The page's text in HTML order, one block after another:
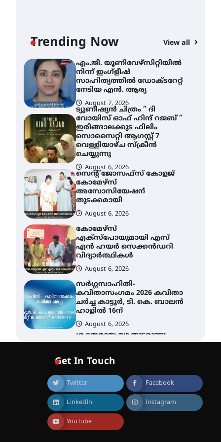
Trending Now View all
ശനിയാഴ്ച അവധി
എം.ജി. യൂണിവേഴ്‌സിറ്റിയിൽ
നിന്ന് ഇംഗ്ളീഷ്
സാഹിത്യത്തിൽ ഡോക്ടറേറ്റ്
നേടിയ എൻ. ആര്യ
August 7, 2026
ട്യുണീഷ്യൻ ചിത്രം ” ദി
വോയിസ് ഓഫ് ഹിന്ദ് റജബ് ”
ഇരിങ്ങാലക്കുട ഫിലിം
സൊസൈറ്റി ആഗസ്റ്റ് 7
വെള്ളിയാഴ്ച സ്‌ക്രീൻ
ചെയ്യുന്നു
August 6, 2026
സെന്റ് ജോസഫ്സ് കോളജ്
കോമേഴ്‌സ്
അസോസിയേഷന്
തുടക്കമായി
August 6, 2026
കോമേഴ്സ്
എക്സ്പോയുമായി എസ്
എൻ ഹയർ സെക്കൻഡറി
വിദ്യാർത്ഥികൾ
August 6, 2026
സർഗ്ഗസാഹിതി-
കവിതാസംഗമം 2026 കവിതാ
ചർച്ച കാട്ടൂർ, ടി. കെ. ബാലൻ
ഹാളിൽ 16ന്
August 6, 2026
ശക്തമായ മഴ തുടരുന്നു –
തൃശൂർ ജില്ലയിൽ എല്ലാ
സ്ഥാപനങ്ങൾക്കും
August 7, 2026
എം.ജി. യൂണിവേഴ്‌സിറ്റിയിൽ
നിന്ന് ഇംഗ്ളീഷ്
സാഹിത്യത്തിൽ ഡോക്ടറേറ്റ്
നേടിയ എൻ. ആര്യ
Get In Touch
Twitter Facebook
LinkedIn Instagram
YouTube